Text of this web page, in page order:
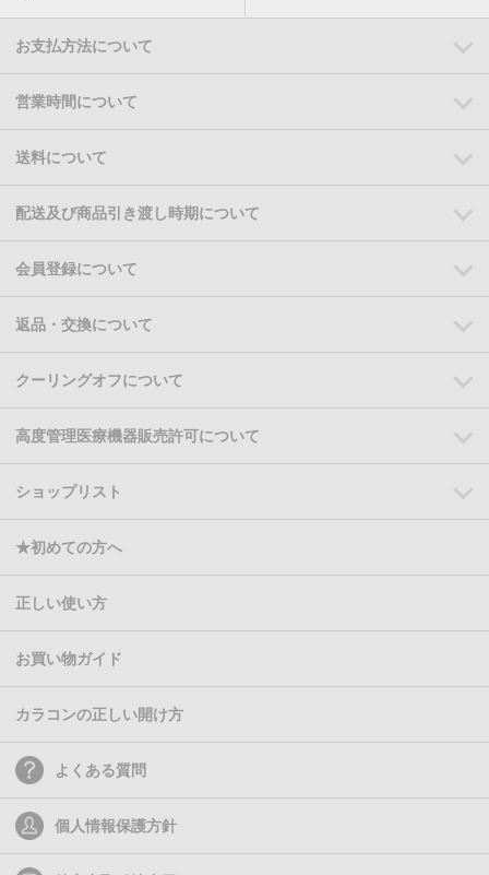
お支払方法について
営業時間について
送料について
配送及び商品引き渡し時期について
会員登録について
返品・交換について
クーリングオフについて
高度管理医療機器販売許可について
ショップリスト
★初めての方へ
正しい使い方
お買い物ガイド
カラコンの正しい開け方
よくある質問
個人情報保護方針